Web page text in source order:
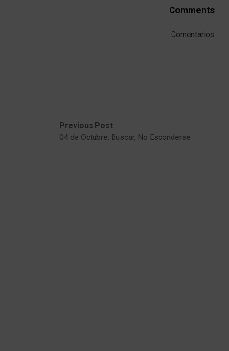
Comments
Comentarios
Previous Post
04 de Octubre: Buscar; No Esconderse.